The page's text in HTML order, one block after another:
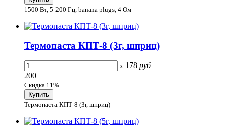
1500 Вт, 5-200 Гц, banana plugs, 4 Ом
Термопаста КПТ-8 (3г, шприц)
x 178 руб
200
Скидка 11%
Термопаста КПТ-8 (3г, шприц)